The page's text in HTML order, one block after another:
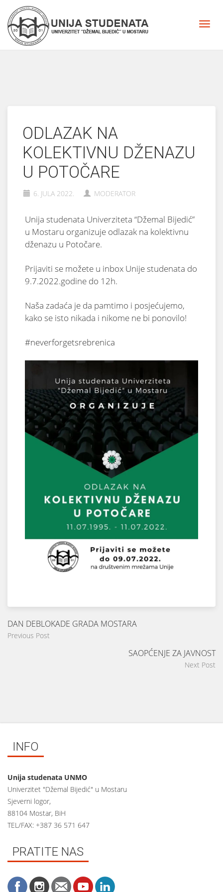
ODLAZAK NA
KOLEKTIVNU DŽENAZU
U POTOČARE
6. JULA 2022. MODERATOR
Unija studenata Univerziteta “Džemal Bijedić”
u Mostaru organizuje odlazak na kolektivnu
dženazu u Potočare.
Prijaviti se možete u inbox Unije studenata do
9.7.2022.godine do 12h.
Naša zadaća je da pamtimo i posjećujemo,
kako se isto nikada i nikome ne bi ponovilo!
#neverforgetsrebrenica
DAN DEBLOKADE GRADA MOSTARA
Previous Post
SAOPĆENJE ZA JAVNOST
Next Post
INFO
Unija studenata UNMO
Univerzitet "Džemal Bijedić" u Mostaru
Sjeverni logor,
88104 Mostar, BiH
TEL/FAX: +387 36 571 647
PRATITE NAS